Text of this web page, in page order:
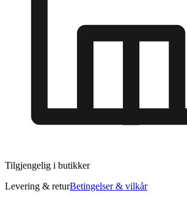
Tilgjengelig i butikker
Levering & returBetingelser & vilkår